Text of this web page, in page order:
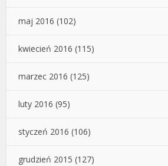
maj 2016 (102)
kwiecień 2016 (115)
marzec 2016 (125)
luty 2016 (95)
styczeń 2016 (106)
grudzień 2015 (127)